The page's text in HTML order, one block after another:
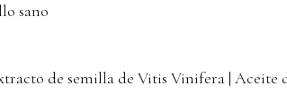
sano
de semilla de Vitis Vinifera |